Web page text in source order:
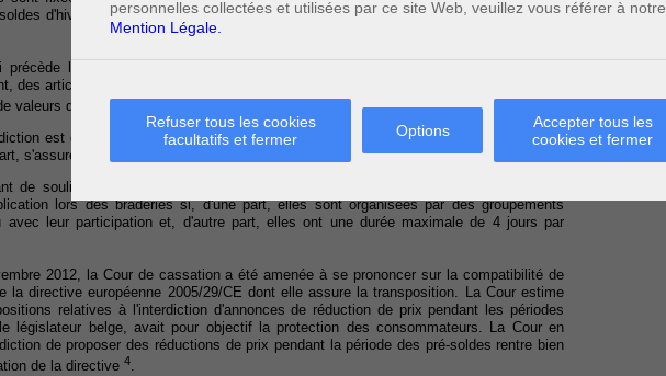
personnelles collectées et utilisées par ce site Web, veuillez vous référer à notre
Mention Légale.
Refuser tous les cookies
facultatifs et fermer
Options
Accepter tous les
cookies et fermer
d'hiver. Tandis que les soldes d'été débutent le 1er juillet pour se terminer le 31
précède les soldes (appelée pré-soldes), le Code prévoit qu'il est interdit dans les
des articles de maroquinerie et des chaussures, d'annoncer des réductions de prix ou
valeurs donnant droit à une réduction pour cette période .
est double. D'une part, garantir que le prix des produits soldés a réellement subi
s'assurer que toutes les entreprises démarrent les soldes aux mêmes dates.
de souligner que l'interdiction de pratiquer des réductions de prix pendant les pré-
lors des braderies si, d'une part, elles sont organisées par des groupements
avec leur participation et, d'autre part, elles ont une durée maximale de 4 jours par
2012, la Cour de cassation a été amenée à se prononcer sur la compatibilité de
la directive européenne 2005/29/CE dont elle assure la transposition. La Cour estime
relatives à l'interdiction d'annonces de réduction de prix pendant les périodes
législateur belge, avait pour objectif la protection des consommateurs. La Cour en
de proposer des réductions de prix pendant la période des pré-soldes rentre bien
de la directive 4.